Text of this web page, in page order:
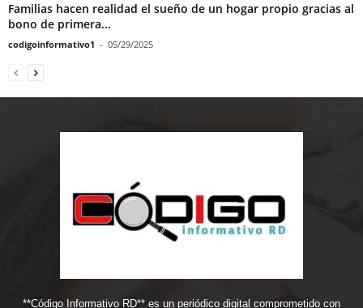
Familias hacen realidad el sueño de un hogar propio gracias al
bono de primera...
codigoinformativo1 - 05/29/2025
**Código Informativo RD** es un periódico digital comprometido con